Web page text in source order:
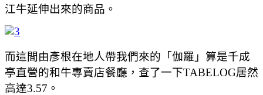
江牛延伸出來的商品。
而這間由彥根在地人帶我們來的「伽羅」算是千成
亭直營的和牛專賣店餐廳，查了一下TABELOG居然
高達3.57。